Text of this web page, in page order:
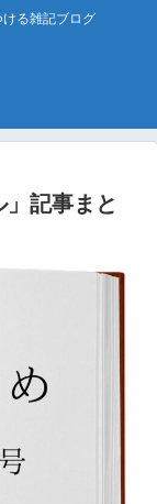
る雑記ブログ
記事まと